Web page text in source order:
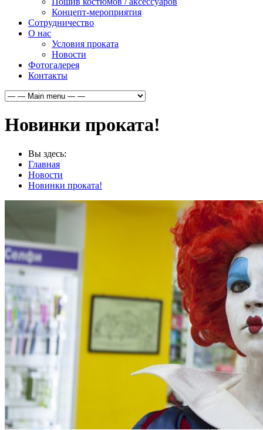
Концепт-мероприятия
Сотрудничество
О нас
Условия проката
Новости
Фотогалерея
Контакты
Новинки проката!
Вы здесь:
Главная
Новости
Новинки проката!